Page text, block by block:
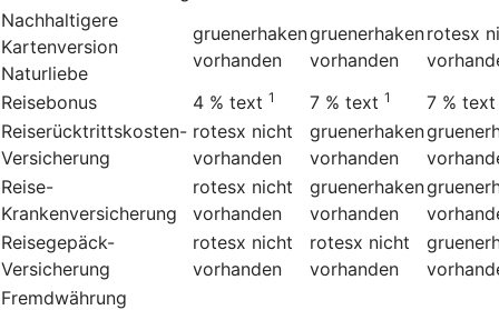
Nachhaltigere
Kartenversion
Naturliebe
gruenerhaken
vorhanden
gruenerhaken
vorhanden
rotesx
Reisebonus
4 % text 1 7 % text 1 7 % text
Reiserücktrittskosten-
Versicherung
rotesx nicht
vorhanden
gruenerhaken
vorhanden
Reise-
Krankenversicherung
rotesx nicht
vorhanden
gruenerhaken
vorhanden
Reisegepäck-
Versicherung
rotesx nicht
vorhanden
rotesx nicht
vorhanden
Fremdwährung